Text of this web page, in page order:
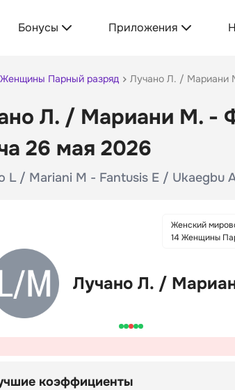
Бонусы Приложения
Женщины Парный разряд Лучано Л. / Мариани
Л. / Мариани М. -
26 мая 2026
L / Mariani M - Fantusis E / Ukaegbu
Женский
14 Женщины
Лучано Л. /
коэффициенты